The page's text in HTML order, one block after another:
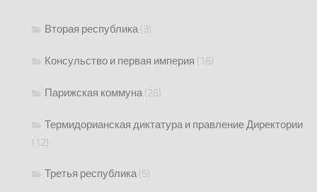
Вторая республика(3)
Консульство и первая империя (16)
Парижская коммуна(26)
Термидорианская диктатура и правление Директории
(12)
Третья республика(5)